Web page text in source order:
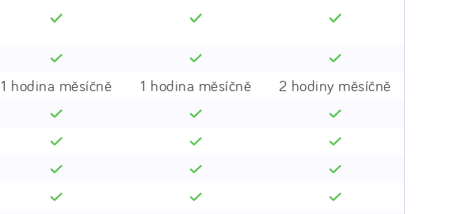
1 hodina měsíčně 1 hodina měsíčně
2 hodiny měsíčně